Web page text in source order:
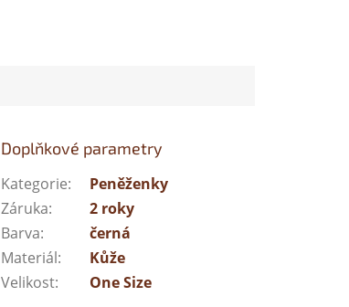
Doplňkové parametry
Kategorie:
Peněženky
Záruka:
2 roky
Barva:
černá
Materiál:
Kůže
Velikost: One Size